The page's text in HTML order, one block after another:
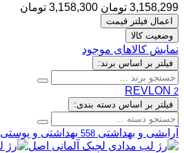
3,158,299 تومان 3,158,300 تومان
اعمال فیلتر قیمت
وضعیت کالا
نمایش کالاهای موجود
فیلتر بر اساس برند:
REVLON 2
فیلتر بر اساس دسته بندی:
آرایشی و بهداشتی 558 بهداشتی و پوستی